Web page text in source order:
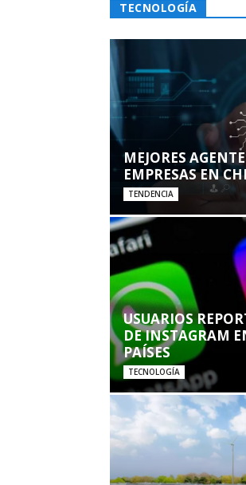
TECNOLOGÍA
MEJORES
EMPRESAS EN
TENDENCIA
USUARIOS
DE INSTAGRAM
PAÍSES
TECNOLOGÍA